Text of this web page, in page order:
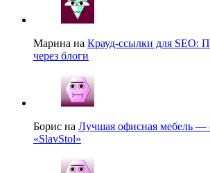
Марина на Крауд-ссылки для SEO:
через блоги
Борис на Лучшая офисная мебель —
«SlavStol»